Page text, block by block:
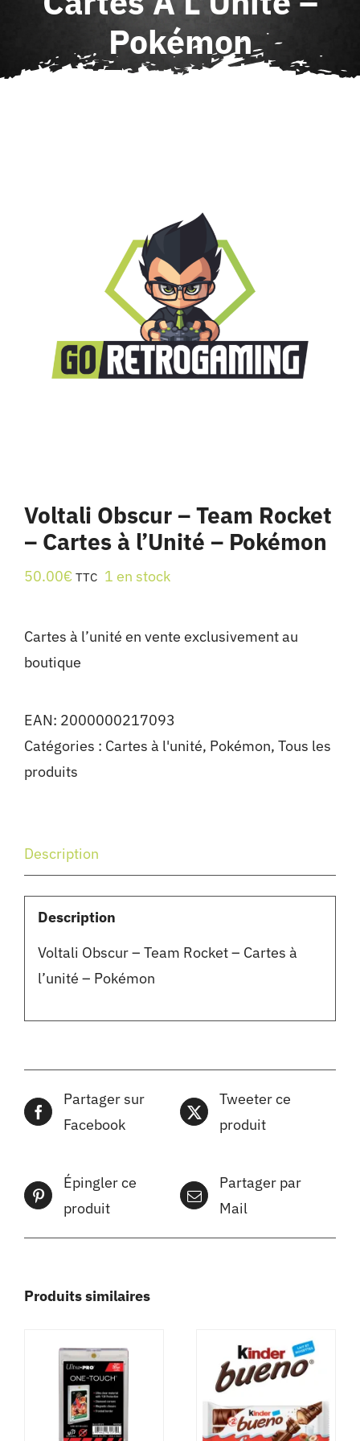
Agenda
Contact
Pokémon
Voltali Obscur – Team Rocket
– Cartes à l’Unité – Pokémon
50.00€ TTC 1 en stock
Cartes à l’unité en vente exclusivement au
boutique
EAN: 2000000217093
Catégories : Cartes à l'unité, Pokémon, Tous les
produits
Description
Description
Voltali Obscur – Team Rocket – Cartes à
l’unité – Pokémon
Partager sur
Facebook
Tweeter ce
produit
Épingler ce
produit
Partager par
Mail
Produits similaires